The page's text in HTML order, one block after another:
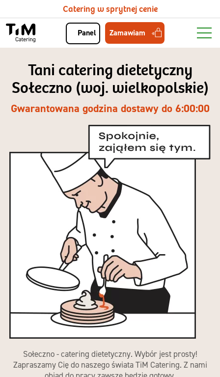
Catering w sprytnej cenie
Panel Zamawiam
Tani catering dietetyczny
Sołeczno (woj. wielkopolskie)
Gwarantowana godzina dostawy do 6:00:00
Sołeczno - catering dietetyczny. Wybór jest prosty!
Zapraszamy Cię do naszego świata TiM Catering. Z nami